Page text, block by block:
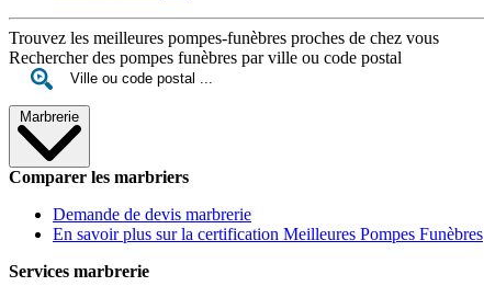
Trouvez les meilleures pompes-funèbres proches de chez vous
Rechercher des pompes funèbres par ville ou code postal
Marbrerie
Comparer les marbriers
Demande de devis marbrerie
En savoir plus sur la certification Meilleures Pompes Funèbres
Services marbrerie